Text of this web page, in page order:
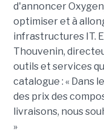
d'annoncer
optimiser et à
infrastructures IT.
Thouvenin,
outils et services
catalogue : « Dans
des prix des
livraisons, nous
»